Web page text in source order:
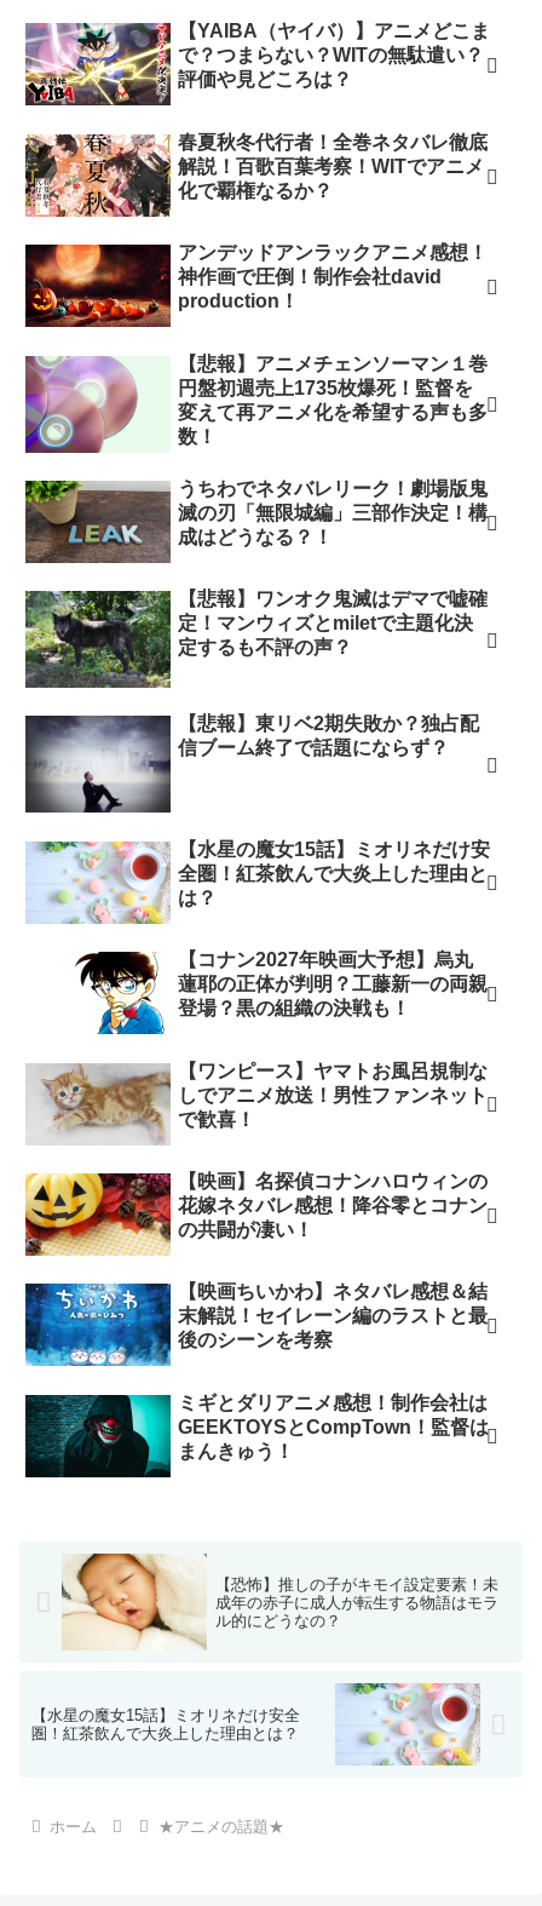
【YAIBA（ヤイバ）】アニメどこま
で？つまらない？WITの無駄遣い？
評価や見どころは？
春夏秋冬代行者！全巻ネタバレ徹底
解説！百歌百葉考察！WITでアニメ
化で覇権なるか？
アンデッドアンラックアニメ感想！
神作画で圧倒！制作会社david
production！
【悲報】アニメチェンソーマン１巻
円盤初週売上1735枚爆死！監督を
変えて再アニメ化を希望する声も多
数！
うちわでネタバレリーク！劇場版鬼
滅の刃「無限城編」三部作決定！構
成はどうなる？！
【悲報】ワンオク鬼滅はデマで嘘確
定！マンウィズとmiletで主題化決
定するも不評の声？
【悲報】東リベ2期失敗か？独占配
信ブーム終了で話題にならず？
【水星の魔女15話】ミオリネだけ安
全圏！紅茶飲んで大炎上した理由と
は？
【コナン2027年映画大予想】烏丸
蓮耶の正体が判明？工藤新一の両親
登場？黒の組織の決戦も！
【ワンピース】ヤマトお風呂規制な
しでアニメ放送！男性ファンネット
で歓喜！
【映画】名探偵コナンハロウィンの
花嫁ネタバレ感想！降谷零とコナン
の共闘が凄い！
【映画ちいかわ】ネタバレ感想＆結
末解説！セイレーン編のラストと最
後のシーンを考察
ミギとダリアニメ感想！制作会社は
GEEKTOYSとCompTown！監督は
まんきゅう！
【恐怖】推しの子がキモイ設定要素！未
成年の赤子に成人が転生する物語はモラ
ル的にどうなの？
【水星の魔女15話】ミオリネだけ安全
圏！紅茶飲んで大炎上した理由とは？
ホーム ★アニメの話題★